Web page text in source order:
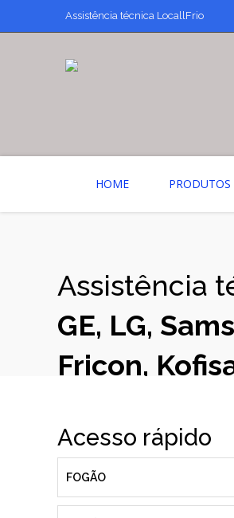
Assistência técnica LocallFrio
HOME PRODUTOS
Assistência
GE, LG,
Fricon,
Acesso rápido
FOGÃO